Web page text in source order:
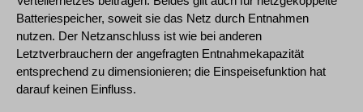
Batteriespeicher, soweit sie das Netz durch Entnahmen
nutzen. Der Netzanschluss ist wie bei anderen
Letztverbrauchern der angefragten Entnahmekapazität
entsprechend zu dimensionieren; die Einspeisefunktion hat
darauf keinen Einfluss.